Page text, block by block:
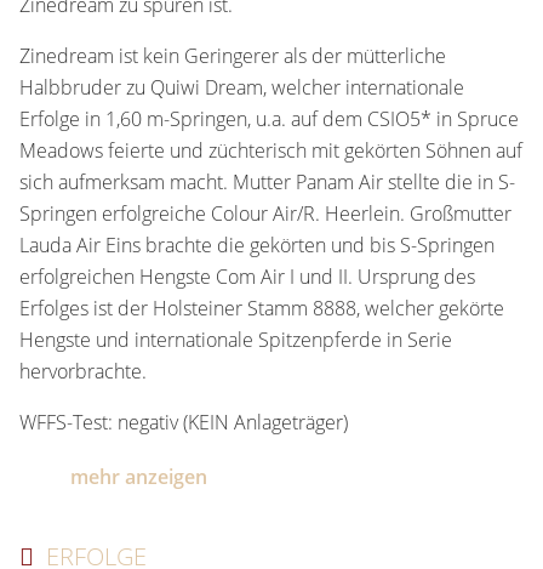
Zinedream ist kein Geringerer als der mütterliche
Halbbruder zu Quiwi Dream, welcher internationale
Erfolge in 1,60 m-Springen, u.a. auf dem CSIO5* in Spruce
Meadows feierte und züchterisch mit gekörten Söhnen auf
sich aufmerksam macht. Mutter Panam Air stellte die in S-
Springen erfolgreiche Colour Air/R. Heerlein. Großmutter
Lauda Air Eins brachte die gekörten und bis S-Springen
erfolgreichen Hengste Com Air I und II. Ursprung des
Erfolges ist der Holsteiner Stamm 8888, welcher gekörte
Hengste und internationale Spitzenpferde in Serie
hervorbrachte.
WFFS-Test: negativ (KEIN Anlageträger)
mehr anzeigen
ERFOLGE